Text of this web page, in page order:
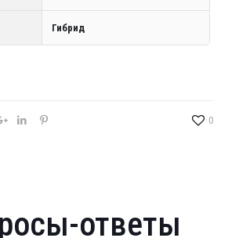
Гибрид
0
ответы